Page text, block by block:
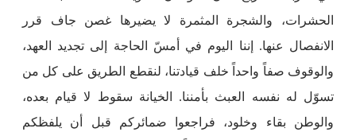
الحشرات، والشجرة المثمرة لا يضيرها غصن جاف قرر
الانفصال عنها. إننا اليوم في أمسّ الحاجة إلى تجديد العهد،
والوقوف صفاً واحداً خلف قيادتنا، لنقطع الطريق على كل من
تسوّل له نفسه العبث بأمننا. الخيانة سقوط لا قيام بعده،
والوطن بقاء وخلود، فراجعوا ضمائركم قبل أن يلفظكم